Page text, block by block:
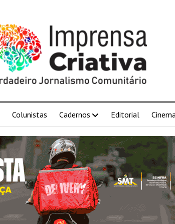
Colunistas Cadernos Editorial